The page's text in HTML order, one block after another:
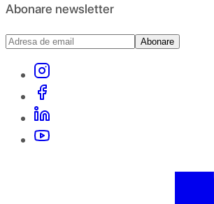
Abonare newsletter
Abonare